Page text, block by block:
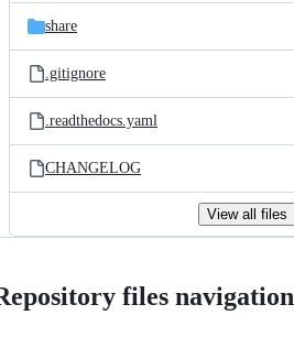
share
.gitignore
.readthedocs.yaml
CHANGELOG
View all files
files navigation